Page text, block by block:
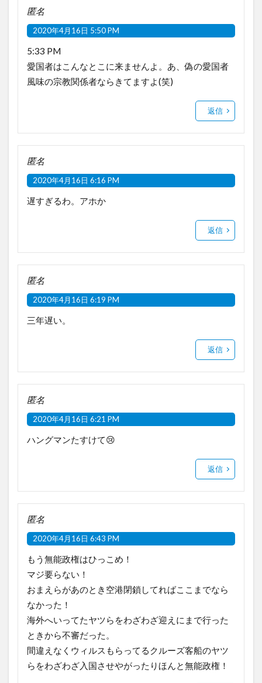
匿名
2020年4月16日 5:50 PM
5:33 PM
愛国者はこんなとこに来ませんよ。あ、偽の愛国者
風味の宗教関係者ならきてますよ(笑)
返信
匿名
2020年4月16日 6:16 PM
遅すぎるわ。アホか
返信
匿名
2020年4月16日 6:19 PM
三年遅い。
返信
匿名
2020年4月16日 6:21 PM
ハングマンたすけて😢
返信
匿名
2020年4月16日 6:43 PM
もう無能政権はひっこめ！
マジ要らない！
おまえらがあのとき空港閉鎖してればここまでなら
なかった！
海外へいってたヤツらをわざわざ迎えにまで行った
ときから不審だった。
間違えなくウィルスもらってるクルーズ客船のヤツ
らをわざわざ入国させやがったりほんと無能政権！